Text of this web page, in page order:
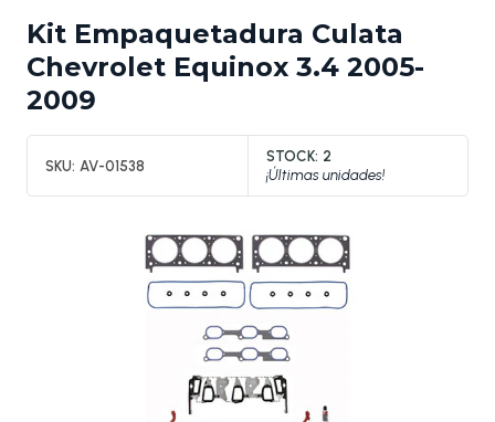
Kit Empaquetadura Culata
Chevrolet Equinox 3.4 2005-
2009
SKU: AV-01538
STOCK: 2
¡Últimas unidades!